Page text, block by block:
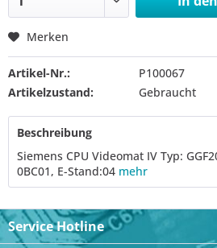
Merken
Artikel-Nr.:
P100067
Artikelzustand:
Gebraucht
Beschreibung
Siemens CPU Videomat IV Typ:
0BC01, E-Stand:04 mehr
Service Hotline